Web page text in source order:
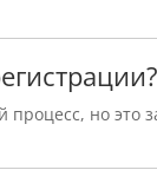
но это